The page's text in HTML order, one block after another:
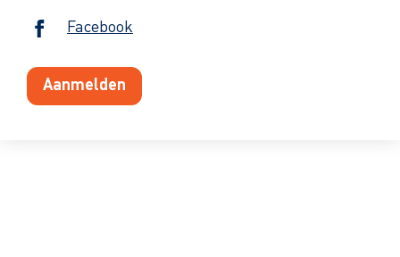
Facebook
Aanmelden